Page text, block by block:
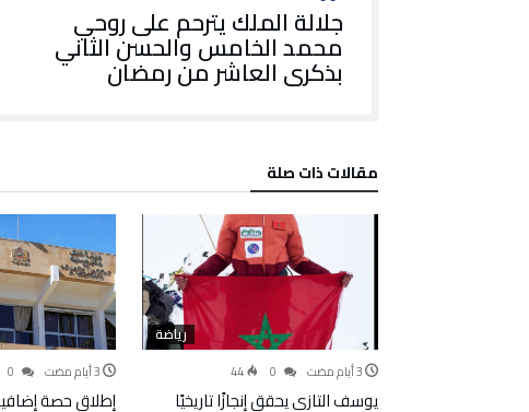
جلالة الملك يترحم على روحي
محمد الخامس والحسن الثاني
بذكرى العاشر من رمضان
‫مقالات ذات صلة‬
رياضة
44
يوسف التازي يحقق إنجازًا تاريخيًا إطلاق حصة